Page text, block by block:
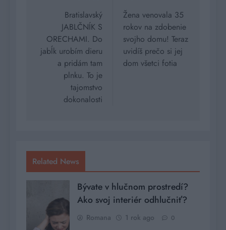
článku
Bratislavský
JABLČNÍK S
ORECHAMI. Do
jabĺk urobím dieru
a pridám tam
plnku. To je
tajomstvo
dokonalosti
Žena venovala 35
rokov na zdobenie
svojho domu! Teraz
uvidíš prečo si jej
dom všetci fotia
Related News
Bývate v hlučnom prostredí?
Ako svoj interiér odhlučniť?
Romana 1 rok ago 0